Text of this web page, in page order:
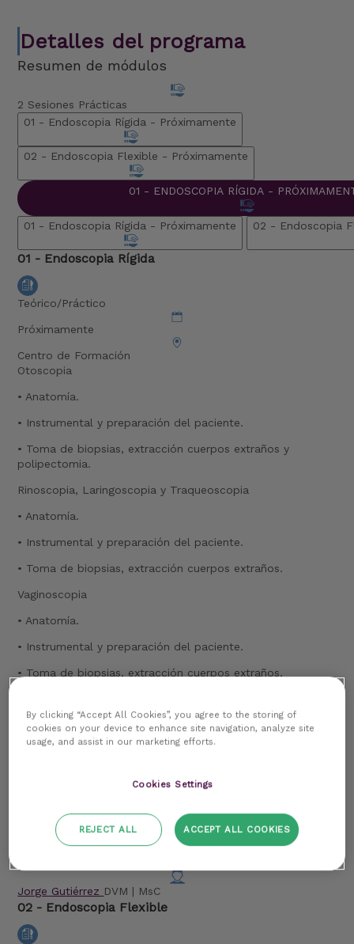
Detalles del programa
Resumen de módulos
2 Sesiones Prácticas
01 - Endoscopia Rígida - Próximamente
02 - Endoscopia Flexible - Próximamente
01 - ENDOSCOPIA RÍGIDA -
01 - Endoscopia Rígida - Próximamente 02 - Endoscopia
01 - Endoscopia Rígida
Teórico/Práctico
Próximamente
Centro de Formación
Otoscopia
• Anatomía.
• Instrumental y preparación del paciente.
• Toma de biopsias, extracción cuerpos extraños y
polipectomia.
Rinoscopia, Laringoscopia y Traqueoscopia
• Anatomía.
• Instrumental y preparación del paciente.
• Toma de biopsias, extracción cuerpos extraños.
Vaginoscopia
• Anatomía.
• Instrumental y preparación del paciente.
• Toma de biopsias, extracción cuerpos extraños.
• Anatomía.
• Patología frecuente, toma de biopsias, extracción
Tarde día 1
Práctica de las distintas técnicas tratadas en la teoría 2-3
Jorge Gutiérrez DVM | MsC
02 - Endoscopia Flexible
By clicking “Accept All Cookies”, you agree to the storing of
cookies on your device to enhance site navigation, analyze site
usage, and assist in our marketing efforts.
Cookies Settings
REJECT ALL ACCEPT ALL COOKIES